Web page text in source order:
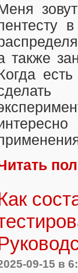
также
09-15 в